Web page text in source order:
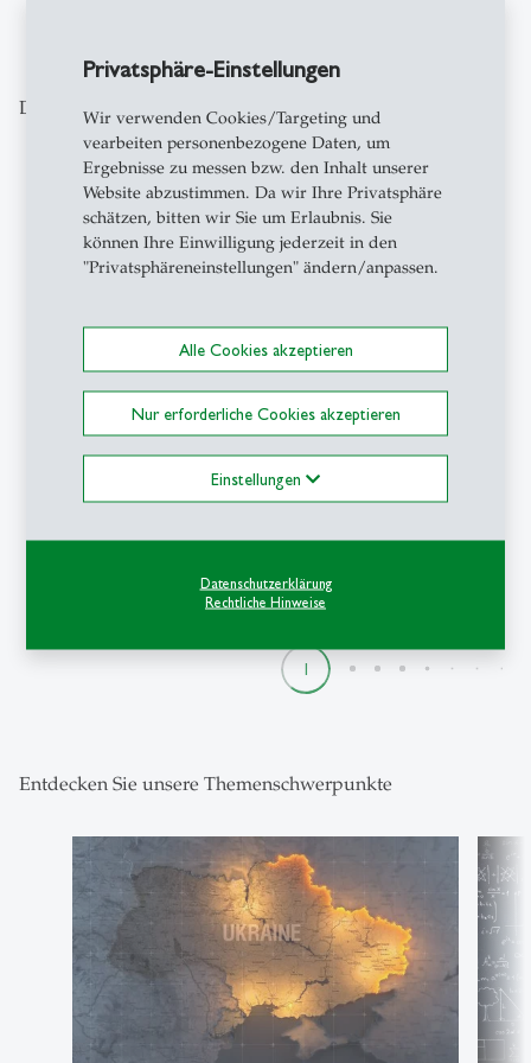
Privatsphäre-Einstellungen
Wir verwenden Cookies/Targeting und
vearbeiten personenbezogene Daten, um
Ergebnisse zu messen bzw. den Inhalt unserer
Website abzustimmen. Da wir Ihre Privatsphäre
schätzen, bitten wir Sie um Erlaubnis. Sie
können Ihre Einwilligung jederzeit in den
"Privatsphäreneinstellungen" ändern/anpassen.
Alle Cookies akzeptieren
Nur erforderliche Cookies akzeptieren
Einstellungen
Datenschutzerklärung
Rechtliche Hinweise
Das könnte Sie auch interessieren
description
Forschung- 03.11.2023 - 10:00
HSG-Arbeitsforscher Hans
Rusinek verbindet Nachhaltigkeit
1 2 3 4 5 6 7 8
Entdecken Sie unsere Themenschwerpunkte